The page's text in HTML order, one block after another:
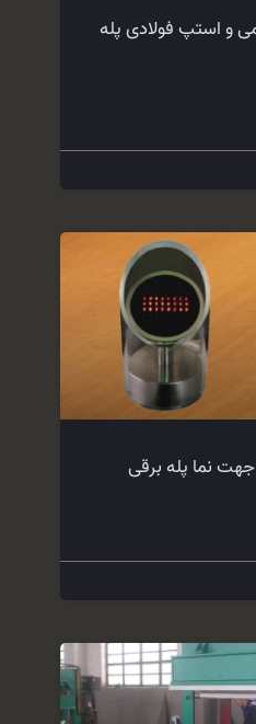
و استپ فولادی پله
‌نما پله برقی